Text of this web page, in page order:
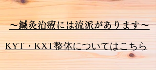
～鍼灸治療には流派があります～
KYT・KXT整体についてはこちら